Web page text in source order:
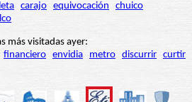
carajo equivocación
chuico
más visitadas ayer:
financiero envidia metro discurrir curtir